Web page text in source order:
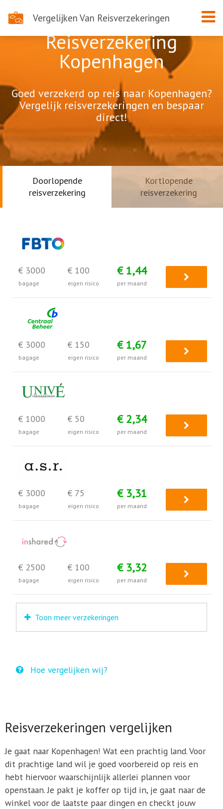
Vergelijken Van Reisverzekeringen
Reisverzekering
Kopenhagen
Goed verzekerd op reis naar Kopenhagen?
Vergelijk reisverzekeringen en bespaar
direct!
Doorlopende
reisverzekering
Kortlopende
reisverzekering
€ 3000
bagage
€ 100
eigen risico
€ 1,44
per maand
€ 3000
bagage
€ 150
eigen risico
€ 1,67
per maand
€ 1000
bagage
€ 50
eigen risico
€ 2,34
per maand
€ 3000
bagage
€ 75
eigen risico
€ 3,31
per maand
€ 2500
bagage
€ 100
eigen risico
€ 3,32
per maand
Toon meer verzekeringen
Hoe vergelijken wij?
Reisverzekeringen vergelijken
Je gaat naar Kopenhagen! Wat een prachtig land. Voor
dit prachtige land wil je goed voorbereid op reis en
hebt hiervoor waarschijnlijk allerlei plannen voor
openstaan. Je pakt je koffer op tijd in, je gaat naar de
winkel voor de laatste paar dingen en checkt jouw